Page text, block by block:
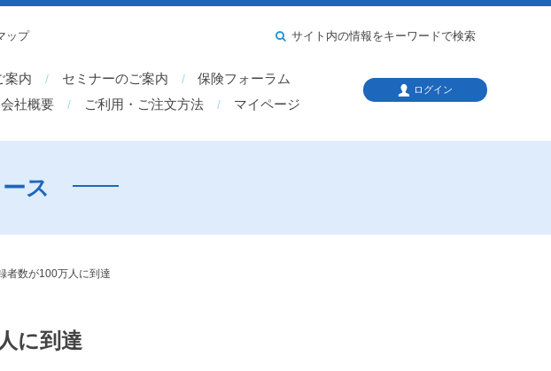
案内 セミナーのご案内
保険フォーラム
会社概要 ご利用・ご注文方法
マイページ
ップ サイト内の情報をキーワードで検索
ログイン
ス
者数が100万人に到達
に到達